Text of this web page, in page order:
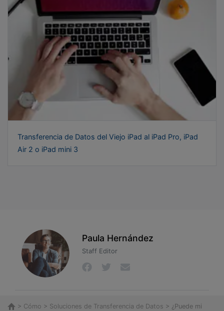
Transferencia de Datos del Viejo iPad al iPad Pro, iPad
Air 2 o iPad mini 3
Paula Hernández
Staff Editor
> Cómo > Soluciones de Transferencia de Datos > ¿Puede mi